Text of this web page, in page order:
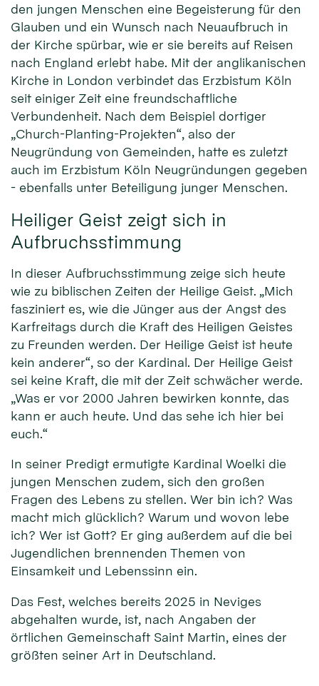
den jungen Menschen eine Begeisterung für den
Glauben und ein Wunsch nach Neuaufbruch in
der Kirche spürbar, wie er sie bereits auf Reisen
nach England erlebt habe. Mit der anglikanischen
Kirche in London verbindet das Erzbistum Köln
seit einiger Zeit eine freundschaftliche
Verbundenheit. Nach dem Beispiel dortiger
„Church-Planting-Projekten“, also der
Neugründung von Gemeinden, hatte es zuletzt
auch im Erzbistum Köln Neugründungen gegeben
- ebenfalls unter Beteiligung junger Menschen.
Heiliger Geist zeigt sich in
Aufbruchsstimmung
In dieser Aufbruchsstimmung zeige sich heute
wie zu biblischen Zeiten der Heilige Geist. „Mich
fasziniert es, wie die Jünger aus der Angst des
Karfreitags durch die Kraft des Heiligen Geistes
zu Freunden werden. Der Heilige Geist ist heute
kein anderer“, so der Kardinal. Der Heilige Geist
sei keine Kraft, die mit der Zeit schwächer werde.
„Was er vor 2000 Jahren bewirken konnte, das
kann er auch heute. Und das sehe ich hier bei
euch.“
In seiner Predigt ermutigte Kardinal Woelki die
jungen Menschen zudem, sich den großen
Fragen des Lebens zu stellen. Wer bin ich? Was
macht mich glücklich? Warum und wovon lebe
ich? Wer ist Gott? Er ging außerdem auf die bei
Jugendlichen brennenden Themen von
Einsamkeit und Lebenssinn ein.
Das Fest, welches bereits 2025 in Neviges
abgehalten wurde, ist, nach Angaben der
örtlichen Gemeinschaft Saint Martin, eines der
größten seiner Art in Deutschland.